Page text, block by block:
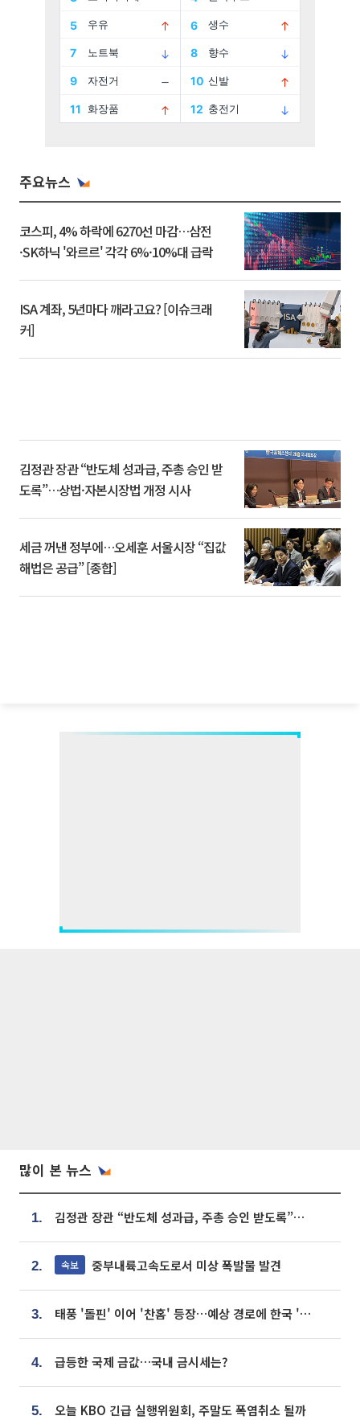
주요뉴스
코스피, 4% 하락에 6270선 마감…삼전
·SK하닉 '와르르' 각각 6%·10%대 급락
ISA 계좌, 5년마다 깨라고요? [이슈크래
커]
김정관 장관 “반도체 성과급, 주총 승인 받
도록”…상법·자본시장법 개정 시사
세금 꺼낸 정부에…오세훈 서울시장 “집값
해법은 공급” [종합]
많이 본 뉴스
1. 김정관 장관 “반도체 성과급, 주총 승인 받도록”…상법·자본시장법 개정 시사
2. 속보 중부내륙고속도로서 미상 폭발물 발견
3. 태풍 '돌핀' 이어 '찬홈' 등장…예상 경로에 한국 '한숨'
4. 급등한 국제 금값…국내 금시세는?
5. 오늘 KBO 긴급 실행위원회, 주말도 폭염취소 될까